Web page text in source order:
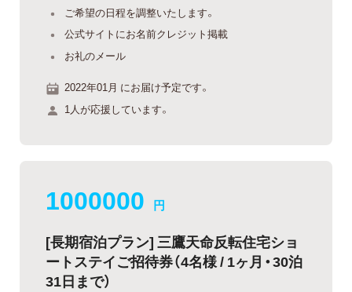
ご希望の日程を調整いたします。
公式サイトにお名前クレジット掲載
お礼のメール
2022年01月 にお届け予定です。
1人が応援しています。
1000000 円
[長期宿泊プラン] 三鷹天命反転住宅ショ
ートステイご招待券（4名様 / 1ヶ月・30泊
31日まで）